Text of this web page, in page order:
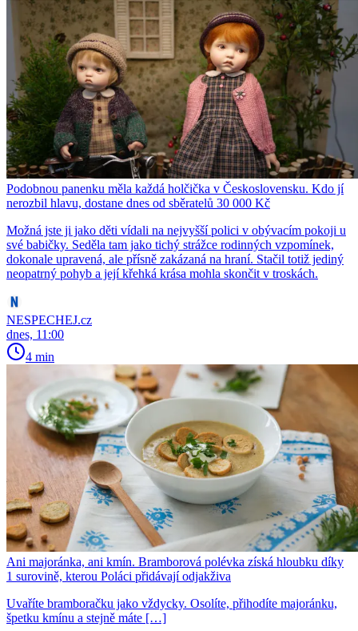
Podobnou panenku měla každá holčička v Československu. Kdo jí
nerozbil hlavu, dostane dnes od sběratelů 30 000 Kč
Možná jste ji jako děti vídali na nejvyšší polici v obývacím pokoji u
své babičky. Seděla tam jako tichý strážce rodinných vzpomínek,
dokonale upravená, ale přísně zakázaná na hraní. Stačil totiž jediný
neopatrný pohyb a její křehká krása mohla skončit v troskách.
NESPECHEJ.cz
dnes, 11:00
4 min
Ani majoránka, ani kmín. Bramborová polévka získá hloubku díky
1 surovině, kterou Poláci přidávají odjakživa
Uvaříte bramboračku jako vždycky. Osolíte, přihodíte majoránku,
špetku kmínu a stejně máte […]